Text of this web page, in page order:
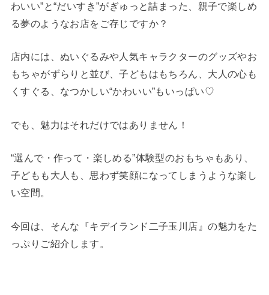
わいい”と“だいすき”がぎゅっと詰まった、親子で楽しめ
る夢のようなお店をご存じですか？
店内には、ぬいぐるみや人気キャラクターのグッズやお
もちゃがずらりと並び、子どもはもちろん、大人の心も
くすぐる、なつかしい“かわいい”もいっぱい♡
でも、魅力はそれだけではありません！
“選んで・作って・楽しめる”体験型のおもちゃもあり、
子どもも大人も、思わず笑顔になってしまうような楽し
い空間。
今回は、そんな『キデイランド二子玉川店』の魅力をた
っぷりご紹介します。